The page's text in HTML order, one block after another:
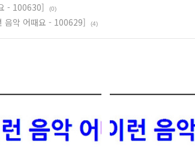
- 100630] (0)
음악 어때요 - 100629] (4)